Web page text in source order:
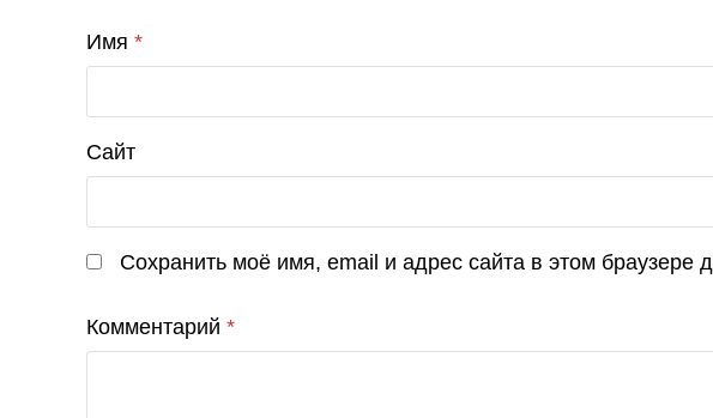
Имя *
Сайт
Сохранить моё имя, email и адрес сайта в этом
Комментарий *